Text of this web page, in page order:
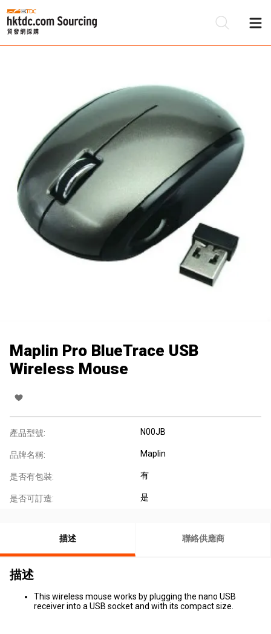
Maplin Pro BlueTrace USB
Wireless Mouse
產品型號: N00JB
品牌名稱: Maplin
是否有包裝: 有
是否可訂造: 是
描述 聯絡供應商
描述
This wireless mouse works by plugging the nano USB
receiver into a USB socket and with its compact size.